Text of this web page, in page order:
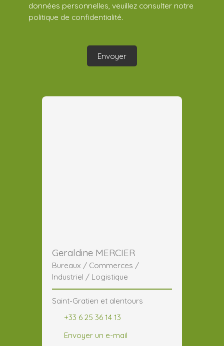
données personnelles, veuillez consulter notre
politique de confidentialité.
Envoyer
Geraldine MERCIER
Bureaux / Commerces /
Industriel / Logistique
Saint-Gratien et alentours
+33 6 25 36 14 13
Envoyer un e-mail